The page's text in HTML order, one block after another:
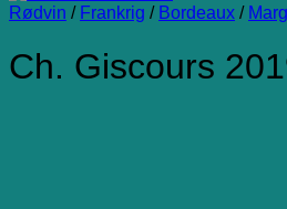
Rødvin / Frankrig / Bordeaux /
Ch. Giscours